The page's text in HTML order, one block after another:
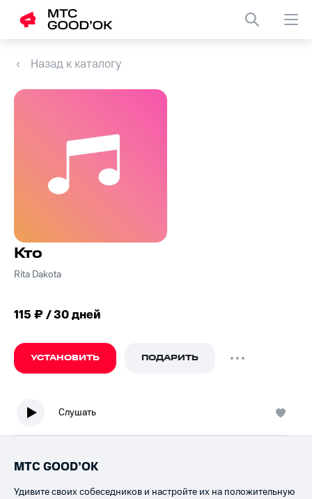
Назад к каталогу
Кто
Rita Dakota
115 ₽ / 30 дней
УСТАНОВИТЬ ПОДАРИТЬ
Слушать
МТС GOOD’OK
Удивите своих собеседников и настройте их на положительную